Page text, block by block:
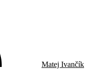
Matej Ivančík